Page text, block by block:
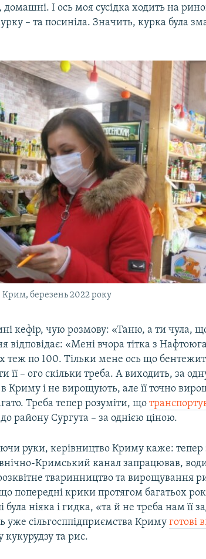
І ось моя сусідка ходить на
– та посиніла. Значить, курка була
Крим, березень 2022 року
кефір, чую розмову: «Таню, а ти чула,
відповідає: «Мені вчора тітка з
теж по 100. Тільки мене ось що
її – ого скільки треба. А виходить, за
Криму і не вирощують, але її точно
Треба тепер розуміти, що
району Сургута – за однією ціною.
руки, керівництво Криму каже:
Кримський канал запрацював,
тваринництво та вирощування
попередні крики протягом багатьох
була ніяка і гидка, «та й не треба нам її
уже сільгосппідприємства Криму готові
кукурудзу та рис.